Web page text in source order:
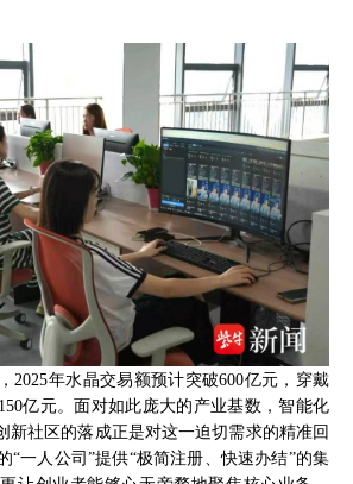
2025年水晶交易额预计突破600亿元，穿戴
亿元。面对如此庞大的产业基数，智能化
新社区的落成正是对这一迫切需求的精准回
“一人公司”提供“极简注册、快速办结”的集